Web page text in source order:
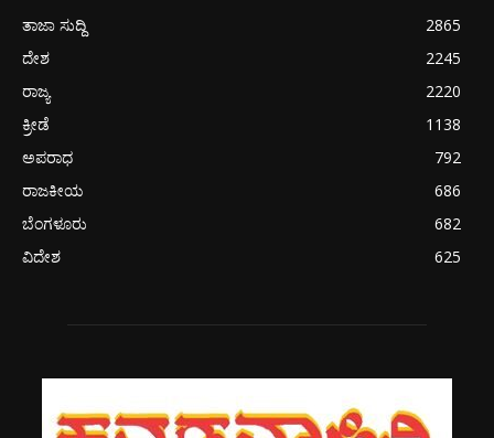
ತಾಜಾ ಸುದ್ದಿ
2865
ದೇಶ
2245
ರಾಜ್ಯ
2220
ಕ್ರೀಡೆ
1138
ಅಪರಾಧ
792
ರಾಜಕೀಯ
686
ಬೆಂಗಳೂರು
682
ವಿದೇಶ
625